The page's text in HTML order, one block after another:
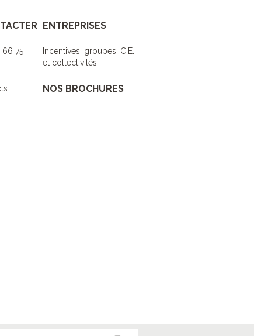
66 75
ENTREPRISES
Incentives, groupes, C.E.
et collectivités
NOS BROCHURES